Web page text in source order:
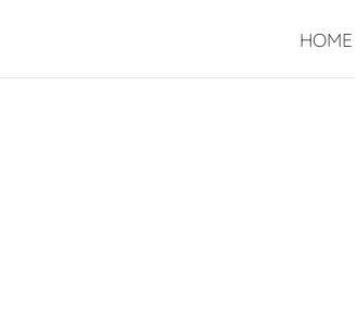
HOME